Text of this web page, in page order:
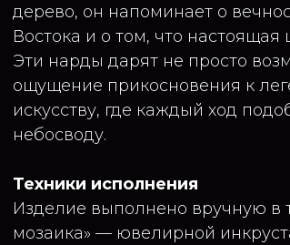
дерево, он напоминает о
Востока и о том, что настоящая
Эти нарды дарят не просто
ощущение прикосновения к
искусству, где каждый ход
небосводу.
Техники исполнения
Изделие выполнено вручную в
мозаика» — ювелирной